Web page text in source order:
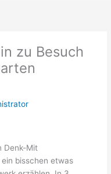
zu Besuch
Denk-Mit
bisschen etwas